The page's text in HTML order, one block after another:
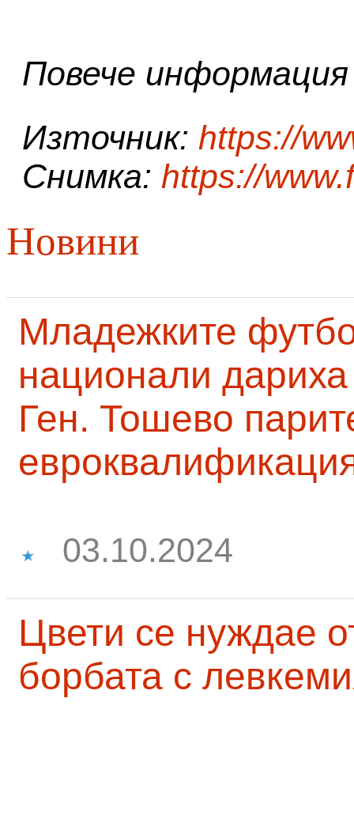
Повече
Източник: https://
Снимка: https://
Новини
Младежките
национали
Ген. Тошево
03.10.2024
Цвети се нуждае
борбата с